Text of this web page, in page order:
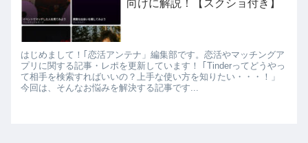
向けに解説！【スクショ付き】
はじめまして！｢恋活アンテナ」編集部です。恋活やマッチングア
プリに関する記事・レポを更新しています！ ｢Tinderってどうやっ
て相手を検索すればいいの？上手な使い方を知りたい・・・！」
今回は、そんなお悩みを解決する記事です...